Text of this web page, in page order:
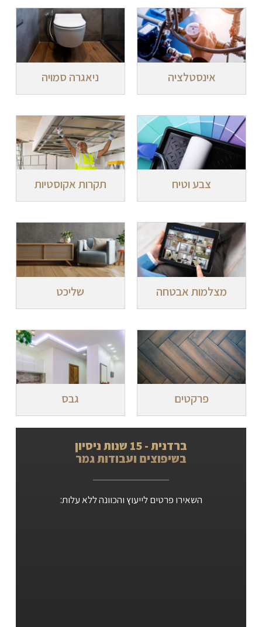
אינסטלציה ניאגרה סמויה
צבע וטיח תקרות אקוסטיות
מצלמות אבטחה שליכט
פרקטים גבס
ברדנית - 15 שנות ניסיון
בשיפוצים ועבודות גמר
השאירו פרטים לייעוץ והכוונה ללא עלות: